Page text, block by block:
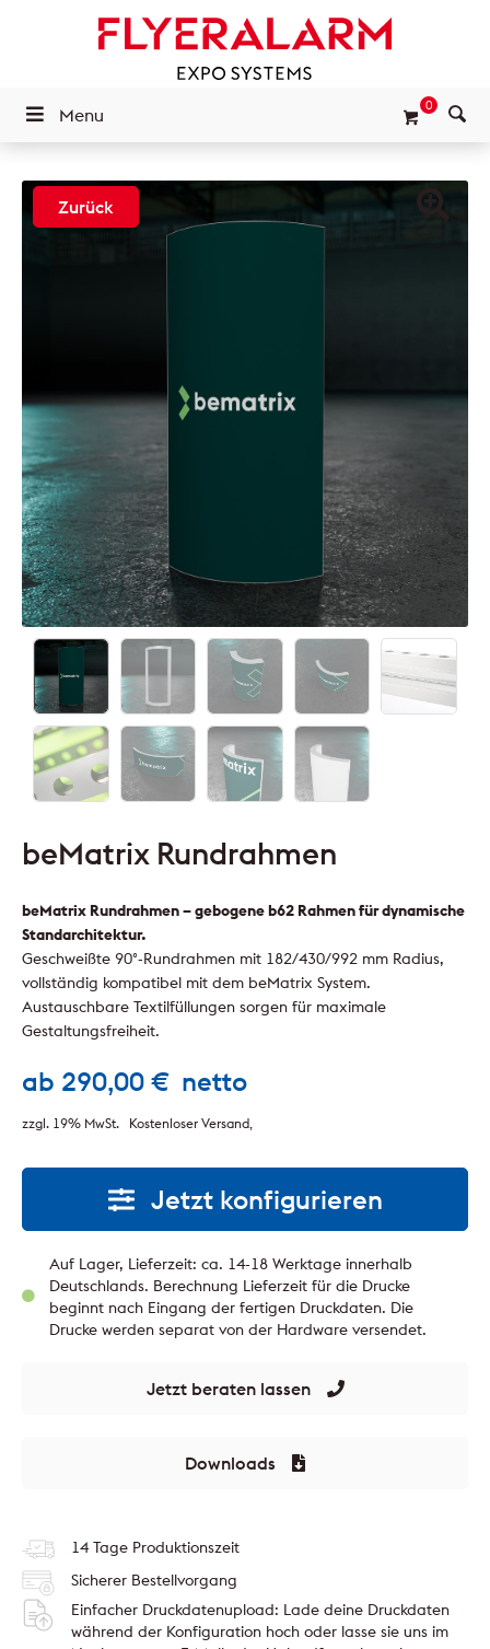
0
Menu
Zurück
beMatrix Rundrahmen
ab 290,00 € netto
zzgl. 19% MwSt. Kostenloser Versand
beMatrix Rundrahmen – gebogene b62 Rahmen für dynamische
Standarchitektur.
Geschweißte 90°-Rundrahmen mit 182/430/992 mm Radius,
vollständig kompatibel mit dem beMatrix System.
Austauschbare Textilfüllungen sorgen für maximale
Gestaltungsfreiheit.
Jetzt konfigurieren
Auf Lager, Lieferzeit: ca. 14-18 Werktage innerhalb
Deutschlands. Berechnung Lieferzeit für die Drucke
beginnt nach Eingang der fertigen Druckdaten. Die
Drucke werden separat von der Hardware versendet.
Jetzt beraten lassen
Downloads
14 Tage Produktionszeit
Sicherer Bestellvorgang
Einfacher Druckdatenupload: Lade deine Druckdaten
während der Konfiguration hoch oder lasse sie uns im